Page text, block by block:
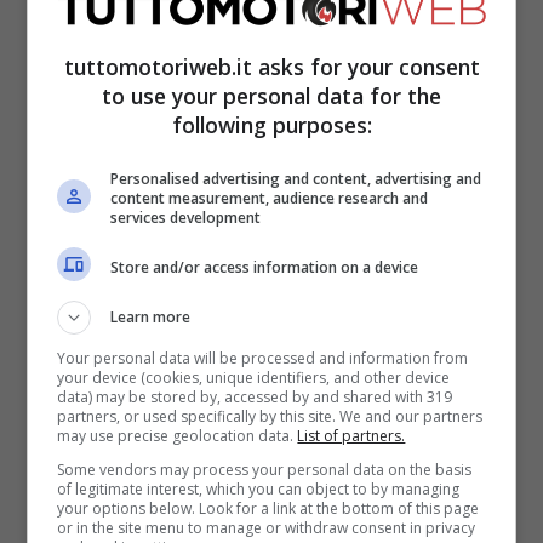
insieme 6 campionati del mondo della
classe regina, 5 triple corone, 59 GP, 101
podi e 64 pole position. Un ruolino di
d’amore più belle arrivano ad una
La polemica di Marc
Marquez
Il pilota della HRC, subito dopo aver
conseguito il trofeo sul podio, è tornato dai
suoi meccanici ai box con il cimelio in
tuttomotoriweb.it asks for your consent
to use your personal data for the
following purposes:
Personalised advertising and content, advertising and
content measurement, audience research and
services development
Store and/or access information on a device
Learn more
Your personal data will be processed and information from
your device (cookies, unique identifiers, and other device
data) may be stored by, accessed by and shared with 319
partners, or used specifically by this site. We and our partners
may use precise geolocation data. List of partners.
Some vendors may process your personal data on the basis
of legitimate interest, which you can object to by managing
your options below. Look for a link at the bottom of this page
or in the site menu to manage or withdraw consent in privacy